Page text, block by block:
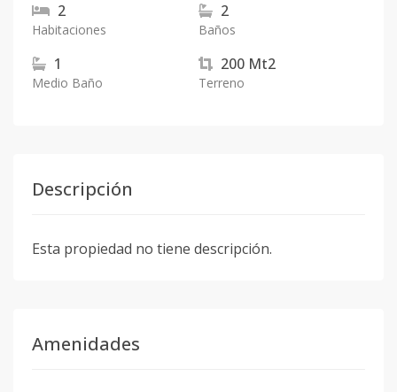
2
Habitaciones
2
Baños
1
Medio Baño
200 Mt2
Terreno
Descripción
Esta propiedad no tiene descripción.
Amenidades